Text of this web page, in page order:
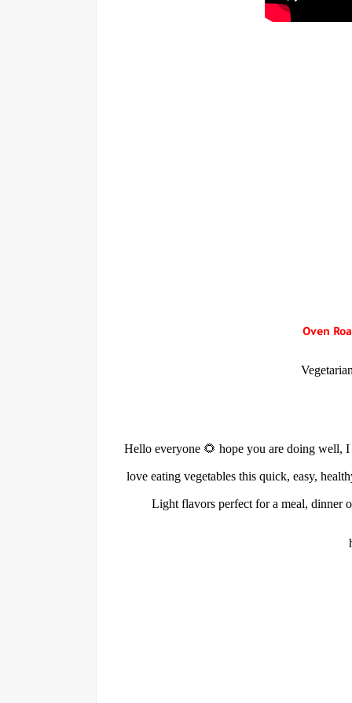
Oven
Hello everyone 🌻 hope you are doing well,
love eating vegetables this quick, easy,
Light flavors perfect for a meal, dinner